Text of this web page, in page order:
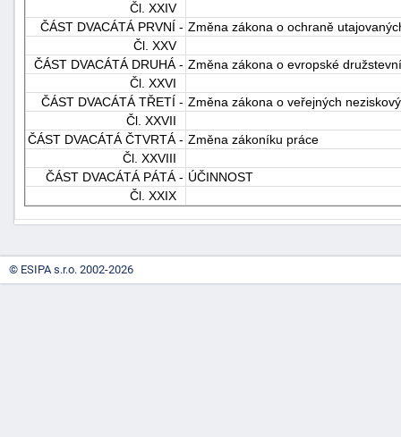
Čl. XXIV
ČÁST DVACÁTÁ PRVNÍ - Změna zákona o ochraně
Čl. XXV
ČÁST DVACÁTÁ DRUHÁ - Změna zákona o evropské
Čl. XXVI
ČÁST DVACÁTÁ TŘETÍ - Změna zákona o veřejných
Čl. XXVII
ČÁST DVACÁTÁ ČTVRTÁ - Změna zákoníku práce
Čl. XXVIII
ČÁST DVACÁTÁ PÁTÁ - ÚČINNOST
Čl. XXIX
© ESIPA s.r.o. 2002-2026